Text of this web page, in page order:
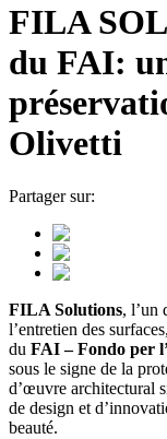
FILA
du FAI:
Olivetti
Partager sur:
FILA Solutions, l’un
l’entretien des
du FAI – Fondo per
sous le signe de la
d’œuvre architectural
de design et
beauté.